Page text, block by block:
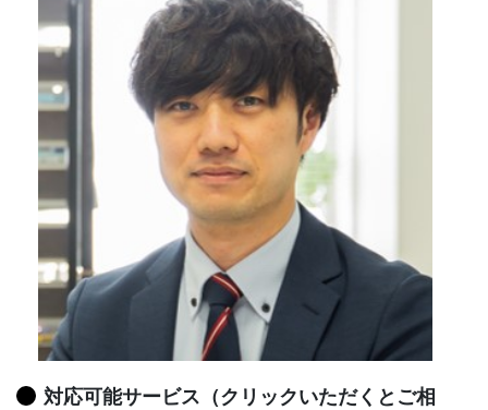
対応可能サービス（クリックいただくとご相